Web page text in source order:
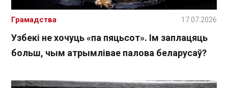
Узбекі не хочуць «па пяцьсот». Ім заплацяць
больш, чым атрымлівае палова беларусаў?
Грамадства 17.07.2026